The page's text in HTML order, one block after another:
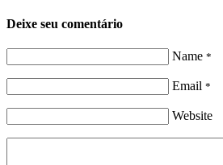
Deixe seu comentário
Name *
Email *
Website